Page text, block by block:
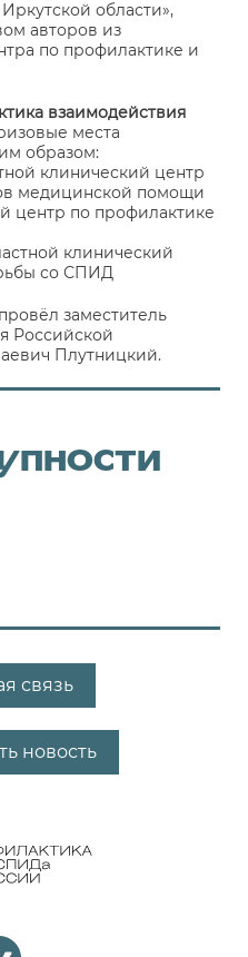
области»,
авторов из
по профилактике и
взаимодействия
места
образом:
клинический центр
медицинской помощи
центр по профилактике
клинический
со СПИД
заместитель
Российской
Плутницкий.
связь
новость